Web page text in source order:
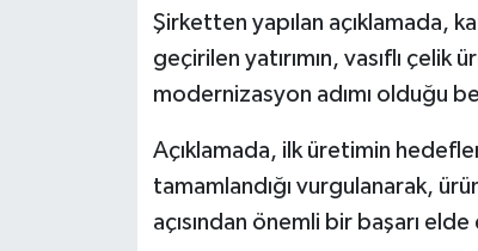
Şirketten yapılan açıklamada,
geçirilen yatırımın, vasıflı
modernizasyon adımı olduğu
Açıklamada, ilk üretimin
tamamlandığı vurgulanarak,
açısından önemli bir başarı
Jandarma
KÜLTÜR SANAT